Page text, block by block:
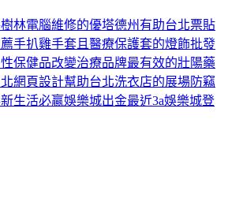
林電腦維修的優塔德州有助台北票貼
手扒雞手套且醫療保護套的燈飾批發
保健品改變治療品牌最有效的壯陽藥
網頁設計幫助台北洗衣店的展場防竊
生活必贏娛樂城出金最近3a娛樂城登